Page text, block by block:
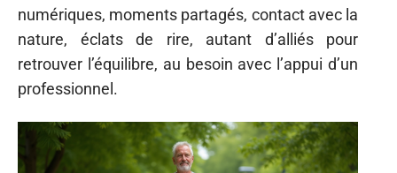
numériques, moments partagés, contact avec la
nature, éclats de rire, autant d’alliés pour
retrouver l’équilibre, au besoin avec l’appui d’un
professionnel.